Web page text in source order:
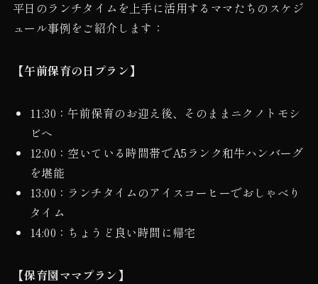
平日のランチタイムを上手に活用するママたちのスケジ
ュール事例をご紹介します：
【午前保育の日プラン】
11:30：午前保育のお迎え後、そのままニクノトモシ
ビへ
12:00：空いている時間帯でA5ランク和牛ハンバーグ
を堪能
13:00：ランチタイムのアイスコーヒーでおしゃべり
タイム
14:00：ちょうど良い時間に帰宅
【保育園ママプラン】